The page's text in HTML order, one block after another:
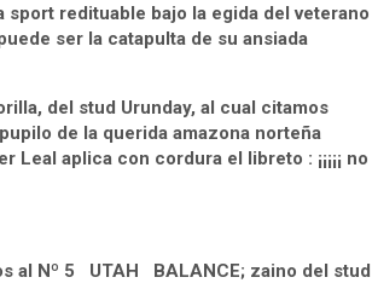
redituable bajo la egida del veterano
ser la catapulta de su ansiada
del stud Urunday, al cual citamos
de la querida amazona norteña
aplica con cordura el libreto : ¡¡¡¡¡ no
al Nº 5 UTAH BALANCE; zaino del stud